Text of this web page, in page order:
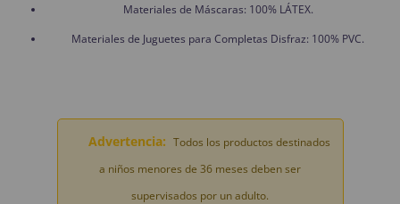
Materiales de Máscaras: 100% LÁTEX.
Materiales de Juguetes para Completas Disfraz: 100% PVC.
Advertencia: Todos los productos destinados
a niños menores de 36 meses deben ser
supervisados por un adulto.